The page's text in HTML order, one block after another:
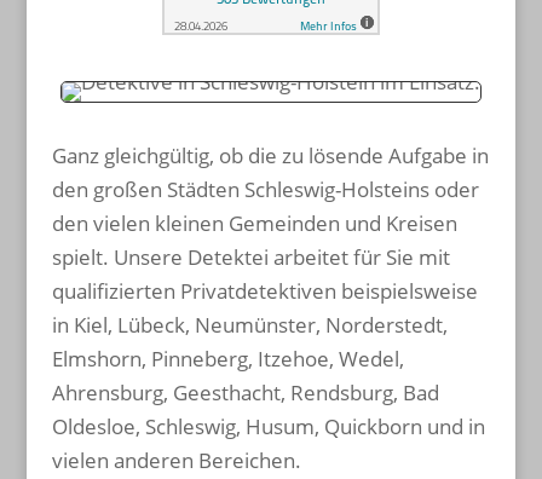
Ganz gleichgültig, ob die zu lösende Aufgabe in
den großen Städten Schleswig-Holsteins oder
den vielen kleinen Gemeinden und Kreisen
spielt. Unsere Detektei arbeitet für Sie mit
qualifizierten Privatdetektiven beispielsweise
in Kiel, Lübeck, Neumünster, Norderstedt,
Elmshorn, Pinneberg, Itzehoe, Wedel,
Ahrensburg, Geesthacht, Rendsburg, Bad
Oldesloe, Schleswig, Husum, Quickborn und in
vielen anderen Bereichen.